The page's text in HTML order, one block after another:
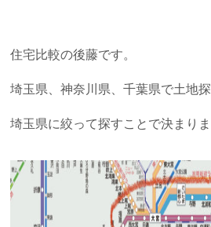
住宅比較の後藤です。
埼玉県、神奈川県、千葉県で土地
埼玉県に絞って探すことで決まりま